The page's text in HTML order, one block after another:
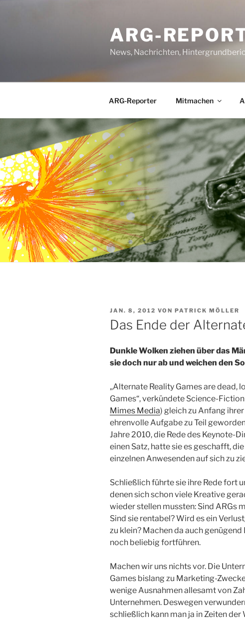
ARG-
News, Nachrichten,
ARG-Reporter Mitmachen
VERÖFFENTLICHT
AM
JAN. 8, 2012 VON PATRICK MÖLLER
Das Ende der
Dunkle Wolken ziehen über das
sie doch nur ab und weichen den
„Alternate Reality Games are dead,
Games“, verkündete Science-
Mimes Media) gleich zu Anfang
ehrenvolle Aufgabe zu Teil
Jahre 2010, die Rede des Keynote-
einen Satz, hatte sie es geschafft,
einzelnen Anwesenden auf sich zu
Schließlich führte sie ihre Rede fort
denen sich schon viele Kreative
wieder stellen mussten: Sind ARGs
Sind sie rentabel? Wird es ein
zu klein? Machen da auch
noch beliebig fortführen.
Machen wir uns nichts vor. Die
Games bislang zu Marketing-
wenige Ausnahmen allesamt von
Unternehmen. Deswegen
schließlich kann man ja in Zeiten